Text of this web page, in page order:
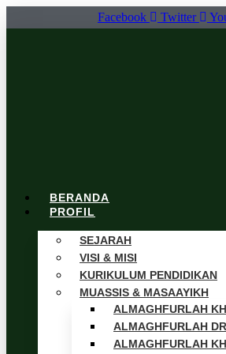
to
Facebook Twitter
BERANDA
PROFIL
SEJARAH
VISI & MISI
KURIKULUM PENDIDIKAN
MUASSIS & MASAAYIKH
ALMAGHFURLAH
ALMAGHFURLAH
ALMAGHFURLAH